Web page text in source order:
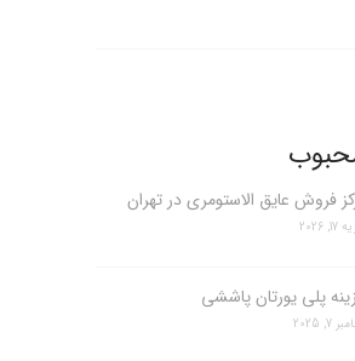
فروش عایق الاستومری در تهران
2026
پلی یورتان پاششی
7, 2025